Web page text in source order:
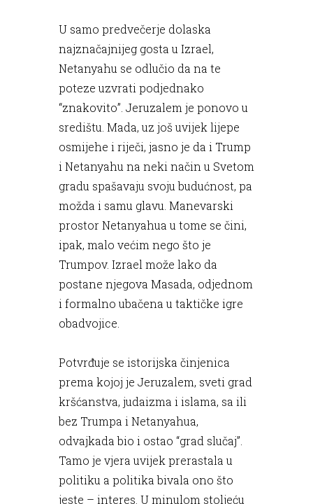
U samo predvečerje dolaska
najznačajnijeg gosta u Izrael,
Netanyahu se odlučio da na te
poteze uzvrati podjednako
“znakovito”. Jeruzalem je ponovo u
središtu. Mada, uz još uvijek lijepe
osmijehe i riječi, jasno je da i Trump
i Netanyahu na neki način u Svetom
gradu spašavaju svoju budućnost, pa
možda i samu glavu. Manevarski
prostor Netanyahua u tome se čini,
ipak, malo većim nego što je
Trumpov. Izrael može lako da
postane njegova Masada, odjednom
i formalno ubačena u taktičke igre
obadvojice.
Potvrđuje se istorijska činjenica
prema kojoj je Jeruzalem, sveti grad
kršćanstva, judaizma i islama, sa ili
bez Trumpa i Netanyahua,
odvajkada bio i ostao “grad slučaj”.
Tamo je vjera uvijek prerastala u
politiku a politika bivala ono što
jeste – interes. U minulom stoljeću